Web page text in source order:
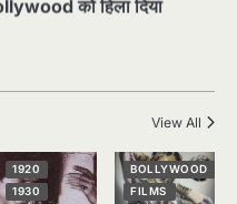
गई मूक सिनेमा की कहानी:
भीड़ में खड़ा होना पड़ा —
(1928) Review
View All
1920
1930
BOLLYWOOD
FILMS